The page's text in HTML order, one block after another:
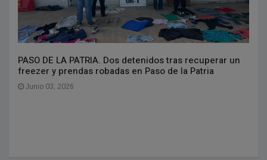
PASO DE LA PATRIA. Dos detenidos tras recuperar un
freezer y prendas robadas en Paso de la Patria
Junio 03, 2026